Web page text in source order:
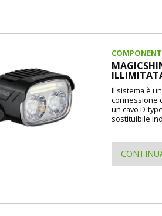
Il sistema è
connessione
un cavo D-
sostituibile